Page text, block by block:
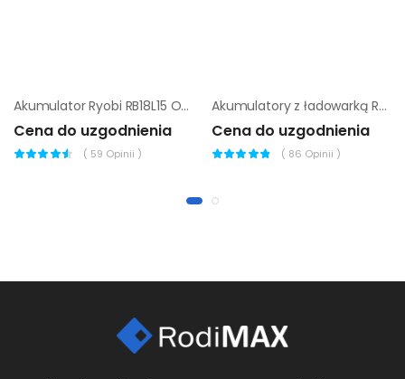
Akumulator Ryobi RB18L15 One+ 1,5 Ah
Cena do uzgodnienia
( 59 Opinii )
Akumulatory z ładowarką Ryobi RC18120-242
Cena do uzgodnienia
( 86 Opinii )